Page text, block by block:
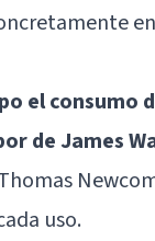
el consumo
de James
uso.